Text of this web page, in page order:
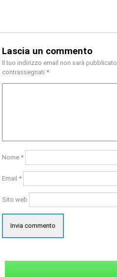
Lascia un commento
Il tuo indirizzo email non sarà pubblicato.
contrassegnati *
Nome *
Email *
Sito web